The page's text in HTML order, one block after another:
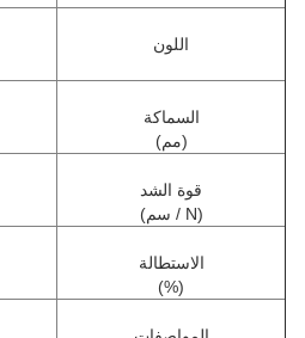
اللون
السماكة
(مم)
قوة الشد
(N / سم)
الاستطالة
(%)